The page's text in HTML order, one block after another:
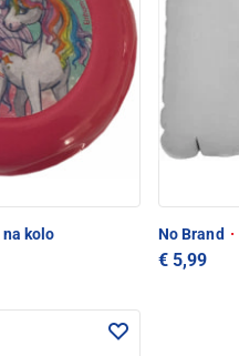
kolo No Brand ·
€ 5,99